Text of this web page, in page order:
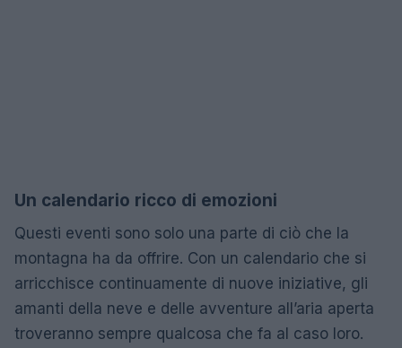
Un calendario ricco di emozioni
Questi eventi sono solo una parte di ciò che la
montagna ha da offrire. Con un calendario che si
arricchisce continuamente di nuove iniziative, gli
amanti della neve e delle avventure all’aria aperta
troveranno sempre qualcosa che fa al caso loro.